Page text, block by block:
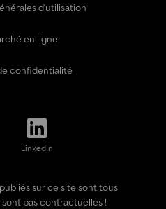
d'utilisation
en ligne
confidentialité
LinkedIn
sur ce site sont tous
pas contractuelles !